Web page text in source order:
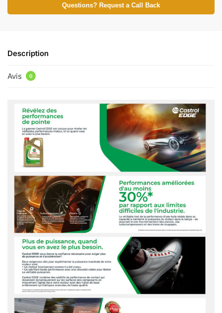
Questions? Request a Call Back
Description
Avis 0